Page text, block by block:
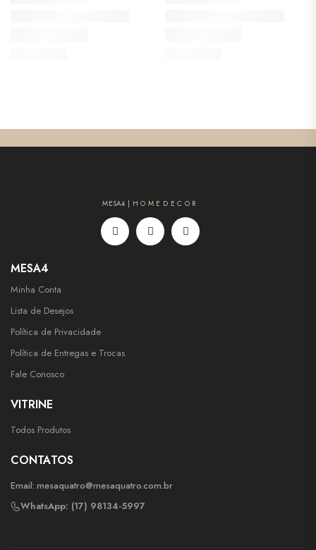
MESA4 | H O M E D E C O R
MESA4
Minha Conta
Lista de Desejos
Política de Privacidade
Política de Entregas e Trocas
Fale Conosco
VITRINE
Todos Produtos
CONTATOS
Email: mesaquatro@mesaquatro.com.br
WhatsApp: (17) 98134-5997